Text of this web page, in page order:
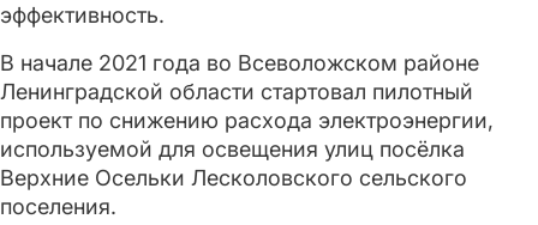
эффективность.
В начале 2021 года во Всеволожском районе
Ленинградской области стартовал пилотный
проект по снижению расхода электроэнергии,
используемой для освещения улиц посёлка
Верхние Осельки Лесколовского сельского
поселения.